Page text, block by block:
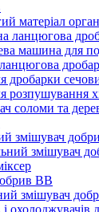
матеріал
ланцюгова
машина для
дробарки
розпушування
соломи та
змішувач
змішувач
BB
змішувач
охолоджувачів